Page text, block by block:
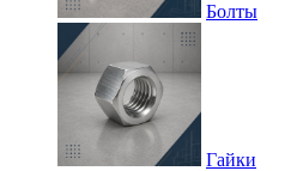
Болты
Гайки